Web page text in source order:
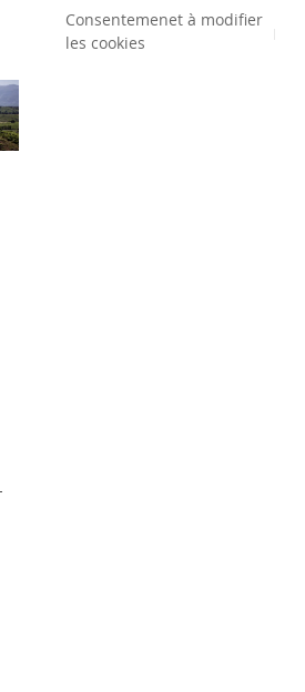
Consentemenet à modifier
les cookies